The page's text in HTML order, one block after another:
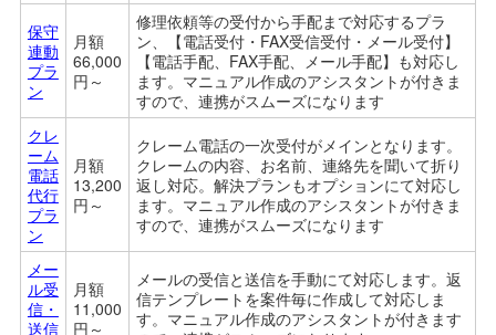
保守
連動
プラ
ン
月額
66,000
円～
修理依頼等の受付から手配まで対応するプラ
ン、【電話受付・FAX受信受付・メール受付】
【電話手配、FAX手配、メール手配】も対応し
ます。マニュアル作成のアシスタントが付きま
すので、連携がスムーズになります
クレ
ーム
電話
代行
プラ
ン
月額
13,200
円～
クレーム電話の一次受付がメインとなります。
クレームの内容、お名前、連絡先を聞いて折り
返し対応。解決プランもオプションにて対応し
ます。 マニュアル作成のアシスタントが付きま
すので、連携がスムーズになります
メー
ル受
信・
送信
月額
11,000
円～
メールの受信と送信を手動にて対応します。返
信テンプレートを案件毎に作成して対応しま
す。 マニュアル作成のアシスタントが付きます